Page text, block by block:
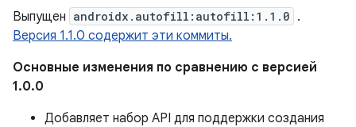
Выпущен androidx.autofill:autofill:1.1.0 .
Версия 1.1.0 содержит эти коммиты.
Основные изменения по сравнению с версией
1.0.0
Добавляет набор API для поддержки создания